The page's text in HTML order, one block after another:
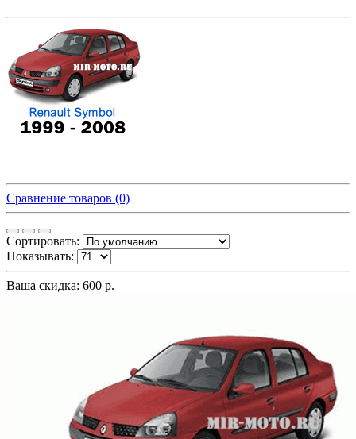
Сравнение товаров (0)
Сортировать:
Показывать:
Ваша скидка: 600 р.